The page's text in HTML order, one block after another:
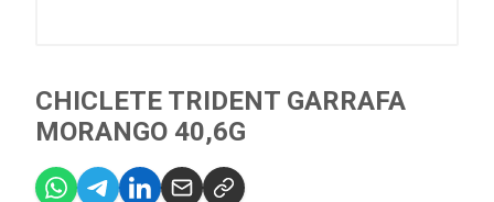
CHICLETE TRIDENT GARRAFA
MORANGO 40,6G